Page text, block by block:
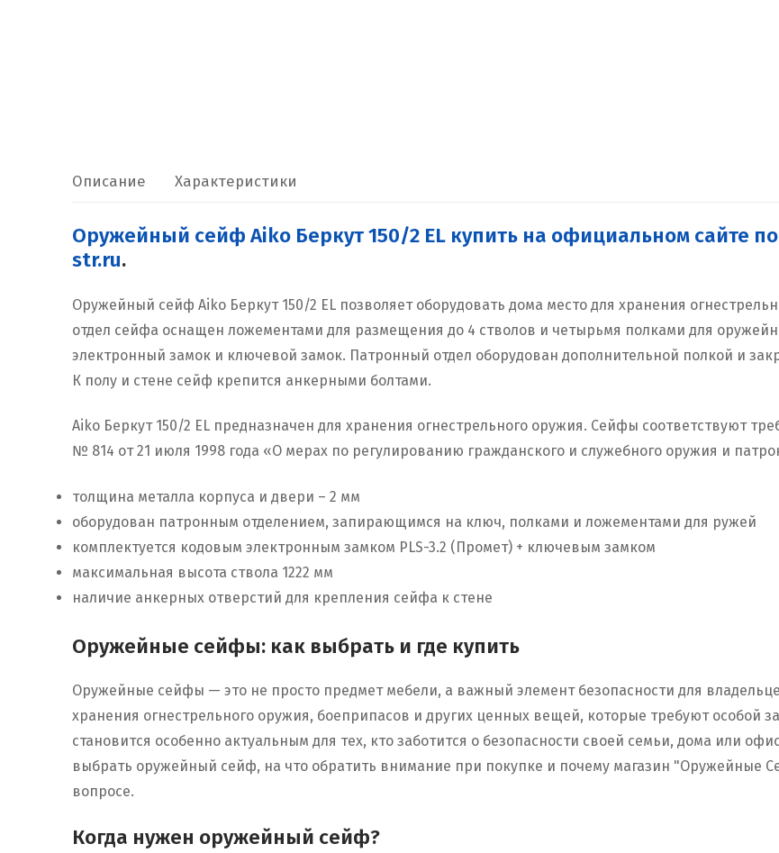
Описание Характеристики
Оружейный сейф Aiko Беркут 150/2 EL купить на официальном сайте
str.ru.
Оружейный сейф Aiko Беркут 150/2 EL позволяет оборудовать дома место для хранения
отдел сейфа оснащен ложементами для размещения до 4 стволов и четырьмя полками для
электронный замок и ключевой замок. Патронный отдел оборудован дополнительной полкой и
К полу и стене сейф крепится анкерными болтами.
Aiko Беркут 150/2 EL предназначен для хранения огнестрельного оружия. Сейфы соответствуют
№ 814 от 21 июля 1998 года «О мерах по регулированию гражданского и служебного оружия и
толщина металла корпуса и двери – 2 мм
оборудован патронным отделением, запирающимся на ключ, полками и ложементами для ружей
комплектуется кодовым электронным замком PLS-3.2 (Промет) + ключевым замком
максимальная высота ствола 1222 мм
наличие анкерных отверстий для крепления сейфа к стене
Оружейные сейфы: как выбрать и где купить
Оружейные сейфы — это не просто предмет мебели, а важный элемент безопасности для
хранения огнестрельного оружия, боеприпасов и других ценных вещей, которые требуют особой
становится особенно актуальным для тех, кто заботится о безопасности своей семьи, дома или
выбрать оружейный сейф, на что обратить внимание при покупке и почему магазин "Оружейные
вопросе.
Когда нужен оружейный сейф?